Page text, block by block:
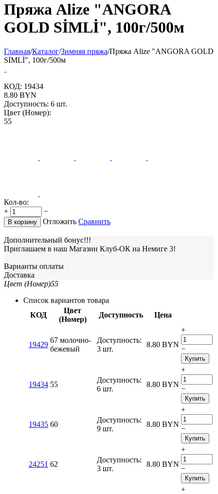
Пряжа Alize "ANGORA
GOLD SİMLİ", 100г/500м
Главная/Каталог/Зимняя пряжа/Пряжа Alize "ANGORA GOLD
SİMLİ", 100г/500м
КОД: 19434
8.80 BYN
Доступность: 6 шт.
Цвет (Номер):
55
Кол-во:
+
−
В корзину Отложить Сравнить
Дополнительный бонус!!!
Приглашаем в наш Магазин Клуб-ОК на Немиге 3!
Варианты оплаты
Доставка
Цвет (Номер)55
Список вариантов товара
КОД
Цвет
(Номер)
Доступность Цена
19429
67 молочно-
бежевый
Доступность:
3 шт.
8.80 BYN
+
−
Купить
19434 55
Доступность:
6 шт.
8.80 BYN
+
−
Купить
19435 60
Доступность:
9 шт.
8.80 BYN
+
−
Купить
24251 62
Доступность:
3 шт.
8.80 BYN
+
−
Купить
+